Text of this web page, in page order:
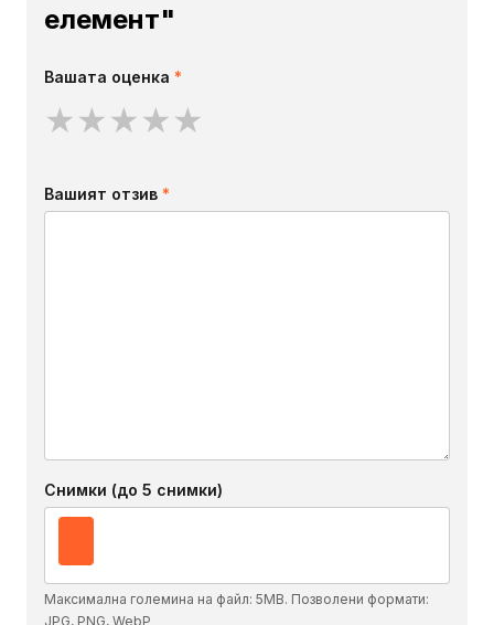
елемент"
Вашата оценка *
★★★★★
Вашият отзив *
Снимки (до 5 снимки)
Максимална големина на файл: 5MB. Позволени формати:
JPG, PNG, WebP